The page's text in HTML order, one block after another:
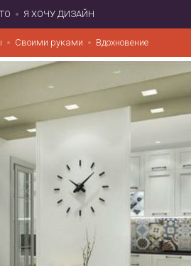
Я ХОЧУ ДИЗАЙН
Своими руками Вдохновение